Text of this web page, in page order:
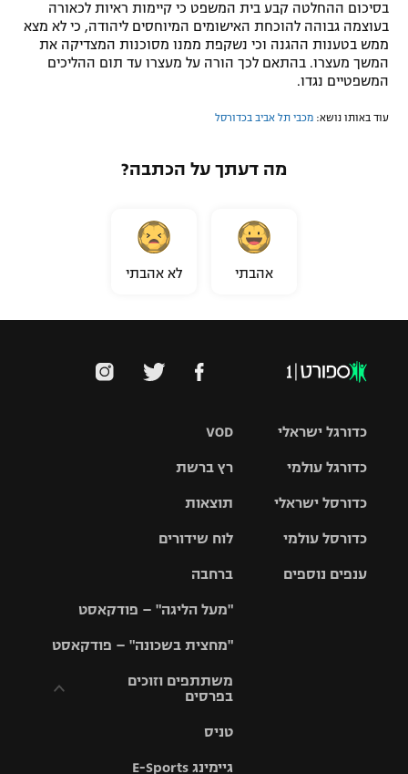
בסיכום ההחלטה קבע בית המשפט כי קיימות ראיות לכאורה
בעוצמה גבוהה להוכחת האישומים המיוחסים ליהודה, כי לא מצא
ממש בטענות ההגנה וכי נשקפת ממנו מסוכנות המצדיקה את
המשך מעצרו. בהתאם לכך הורה על מעצרו עד תום ההליכים
המשפטיים נגדו.
עוד באותו נושא: מכבי תל אביב בכדורסל
מה דעתך על הכתבה?
אהבתי לא אהבתי
VOD
רץ ברשת
תוצאות
לוח שידורים
ברחבה
"מעל הליגה" – פודקאסט
"מחצית בשכונה" – פודקאסט
משתתפים וזוכים
בפרסים
וזוכים בפרסים
טניס
גיימינג E-Sports
כדורגל ישראלי
גביע הטוטו
כדורגל עולמי
האלופות
ליגה
כדורסל ישראלי
סל
כדורסל עולמי
ענפים נוספים